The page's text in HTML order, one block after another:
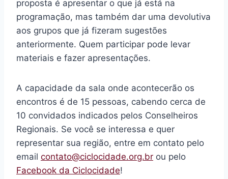
proposta é apresentar o que já está na
programação, mas também dar uma devolutiva
aos grupos que já fizeram sugestões
anteriormente. Quem participar pode levar
materiais e fazer apresentações.
A capacidade da sala onde acontecerão os
encontros é de 15 pessoas, cabendo cerca de
10 convidados indicados pelos Conselheiros
Regionais. Se você se interessa e quer
representar sua região, entre em contato pelo
email contato@ciclocidade.org.br ou pelo
Facebook da Ciclocidade!